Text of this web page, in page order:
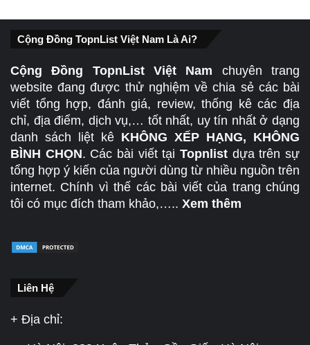
Cộng Đồng TopnList Việt Nam Là Ai?
Cộng Đồng TopnList Việt Nam chuyên trang
website đang được thử nghiệm về chia sẻ các bài
viết tổng hợp, đánh giá, review, thống kê các địa
chỉ, địa điểm, dịch vụ,… tốt nhất, uy tín nhất ở dạng
danh sách liệt kê KHÔNG XẾP HẠNG, KHÔNG
BÌNH CHỌN. Các bài viết tạiTopnlist dựa trên sự
tổng hợp ý kiến của người dùng từ nhiều nguồn trên
internet. Chính vì thế các bài viết của trang chúng
tôi có mục đích tham khảo,….. Xem thêm
Liên Hệ
+ Địa chỉ: